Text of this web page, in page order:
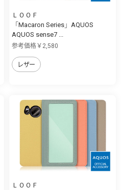
ＬＯＯＦ
「Macaron Series」AQUOS
AQUOS sense7 ...
参考価格￥2,580
レザー
ＬＯＯＦ